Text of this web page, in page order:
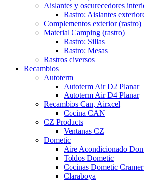
Aislantes y oscurecedores
Rastro: Aislantes
Complementos exterior (rastro)
Material Camping (rastro)
Rastro: Sillas
Rastro: Mesas
Rastros diversos
Recambios
Autoterm
Autoterm Air D2 Planar
Autoterm Air D4 Planar
Recambios Can, Airxcel
Cocina CAN
CZ Products
Ventanas CZ
Dometic
Aire Acondicionado
Toldos Dometic
Cocinas Dometic
Claraboya